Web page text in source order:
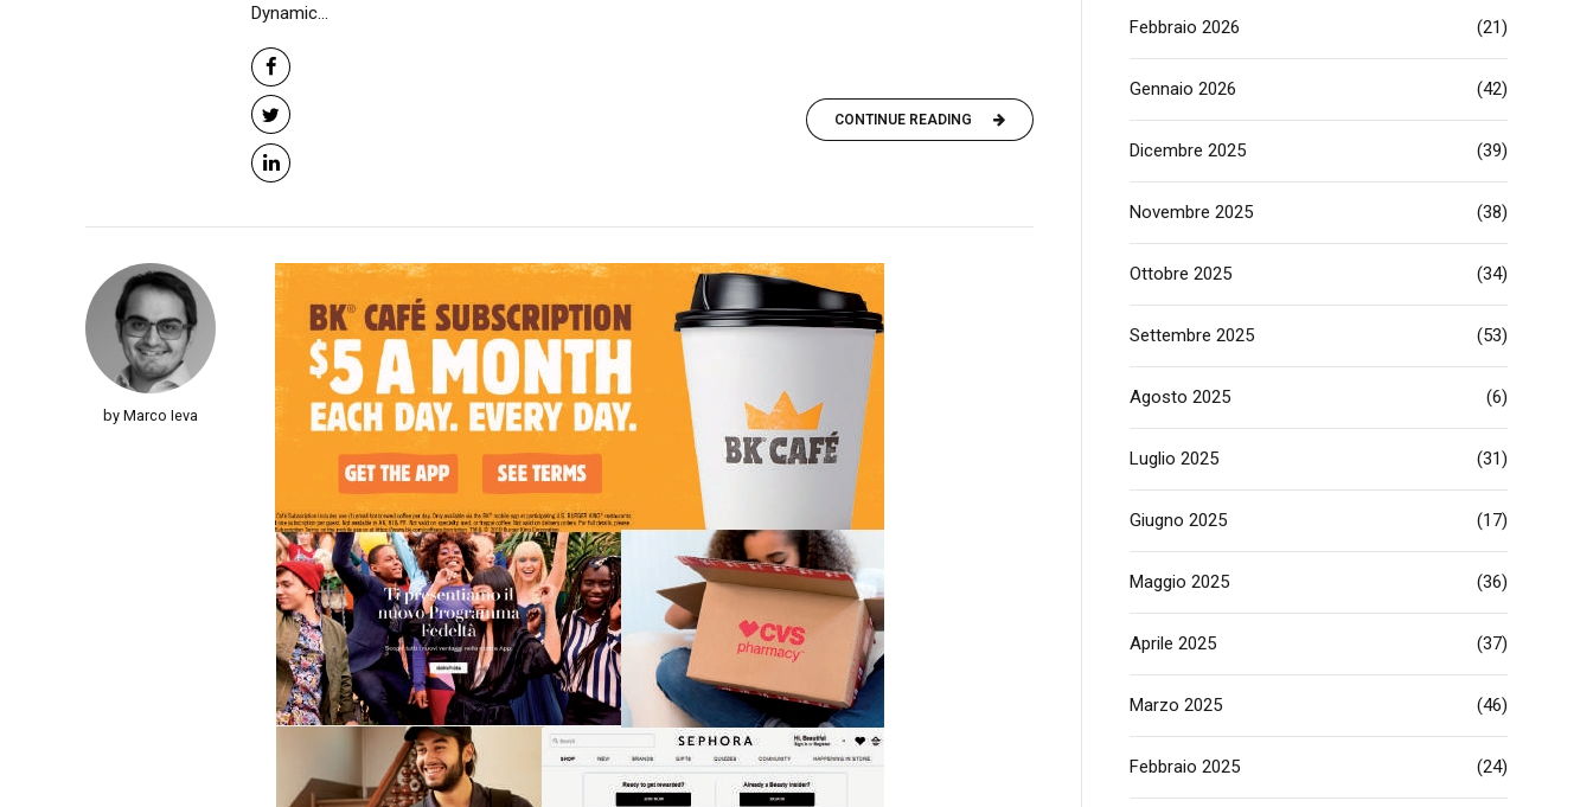
Dynamic...
CONTINUE READING
by Marco Ieva
Febbraio 2026 (21)
Gennaio 2026 (42)
Dicembre 2025 (39)
Novembre 2025 (38)
Ottobre 2025 (34)
Settembre 2025 (53)
Agosto 2025 (6)
Luglio 2025 (31)
Giugno 2025 (17)
Maggio 2025 (36)
Aprile 2025 (37)
Marzo 2025 (46)
Febbraio 2025 (24)